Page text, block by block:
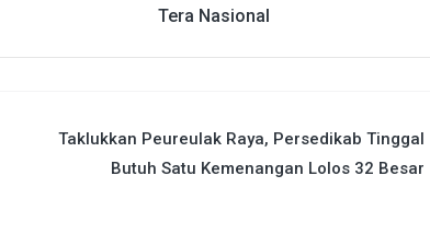
Tera Nasional
Taklukkan Peureulak Raya, Persedikab Tinggal
Butuh Satu Kemenangan Lolos 32 Besar